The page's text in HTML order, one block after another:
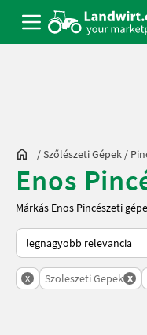
/Szőlészeti Gépek /
Enos
Márkás Enos Pincészeti
Így van sorba rendezve
x Szoleszeti Gepek x